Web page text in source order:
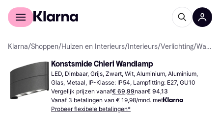
Voor shoppers
Klarna/Shoppen/Huizen en Interieurs/ Interieurs/Verlichting/ Wandlampen
Konstsmide Chieri Wandlamp
LED, Dimbaar, Grijs, Zwart, Wit, Aluminium, Aluminium,
Glas, Metaal, IP-Klasse: IP54, Lampfitting: E27, GU10
Vergelijk prijzen vanaf€ 69,99naar€ 94,13
Vanaf 3 betalingen van € 19,98/mnd. met
Probeer flexibele betalingen*